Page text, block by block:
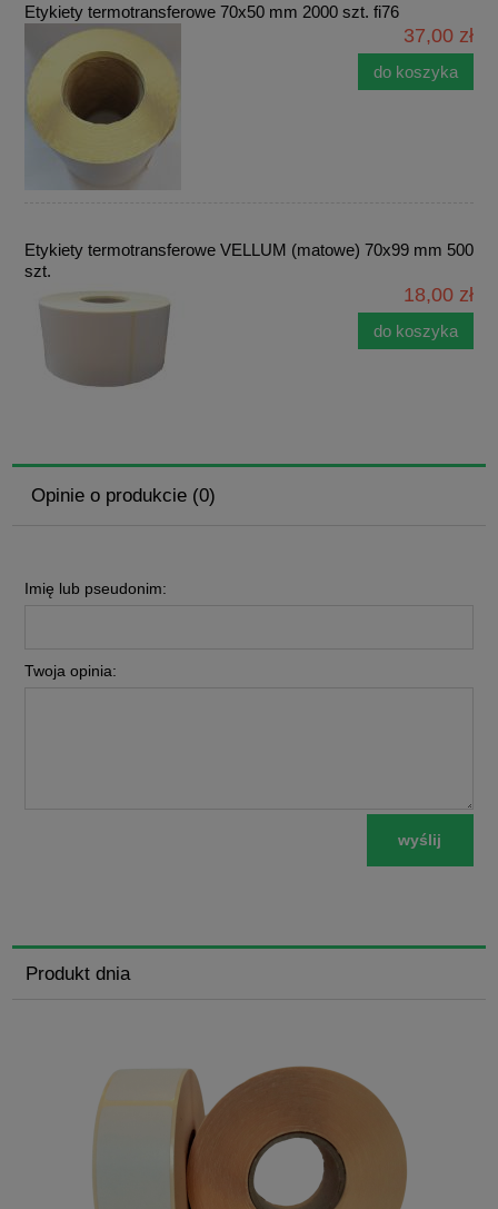
Etykiety termotransferowe 70x50 mm 2000 szt. fi76
37,00 zł
do koszyka
Etykiety termotransferowe VELLUM (matowe) 70x99 mm 500
szt.
18,00 zł
do koszyka
Opinie o produkcie (0)
Imię lub pseudonim:
Twoja opinia:
wyślij
Produkt dnia